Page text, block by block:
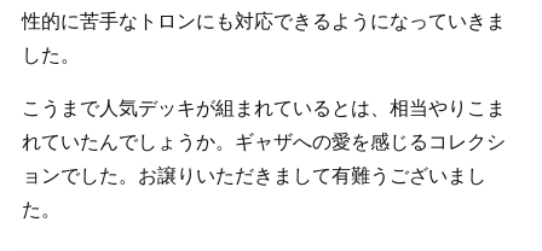
性的に苦手なトロンにも対応できるようになっていきま
した。
こうまで人気デッキが組まれているとは、相当やりこま
れていたんでしょうか。ギャザへの愛を感じるコレクシ
ョンでした。お譲りいただきまして有難うございまし
た。